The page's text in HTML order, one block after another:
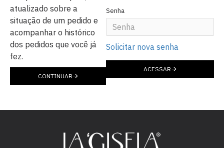
atualizado sobre a
situação de um pedido e
acompanhar o histórico
dos pedidos que você já
fez.
CONTINUAR
Senha
Solicitar nova senha
ACESSAR